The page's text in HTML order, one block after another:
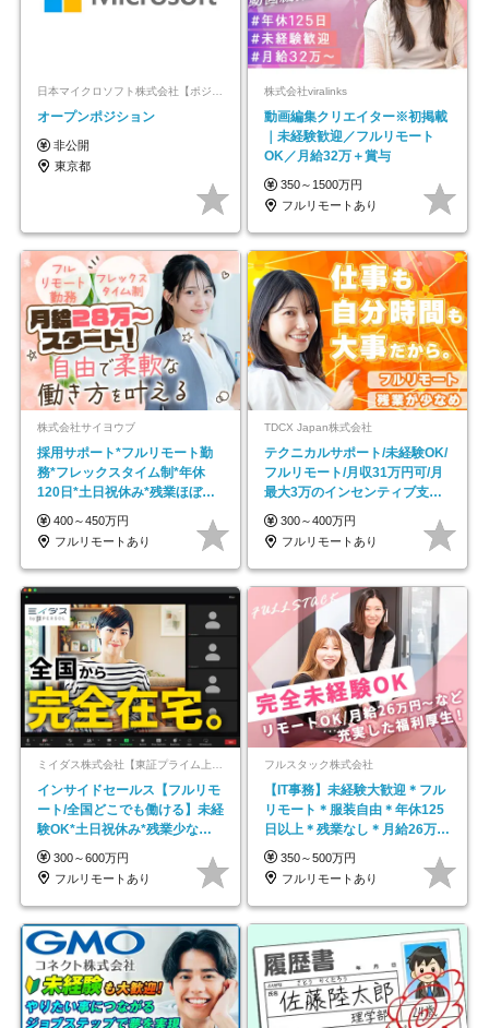
オープンポジション
非公開
東京都
株式会社viralinks
動画編集クリエイター※初掲載
｜未経験歓迎／フルリモート
OK／月給32万＋賞与
350～1500万円
フルリモートあり
株式会社サイヨウブ
採用サポート*フルリモート勤
務*フレックスタイム制*年休
120日*土日祝休み*残業ほぼな
し*育児中社員8割以上
400～450万円
フルリモートあり
TDCX Japan株式会社
テクニカルサポート/未経験OK/
フルリモート/月収31万円可/月
最大3万のインセンティブ支給/
平均年齢33歳
300～400万円
フルリモートあり
インサイドセールス【フルリモ
ート/全国どこでも働ける】未経
験OK*土日祝休み*残業少なめ*
在宅勤務手当あり
300～600万円
フルリモートあり
フルスタック株式会社
【IT事務】未経験大歓迎＊フル
リモート＊服装自由＊年休125
日以上＊残業なし＊月給26万円
以上
350～500万円
フルリモートあり